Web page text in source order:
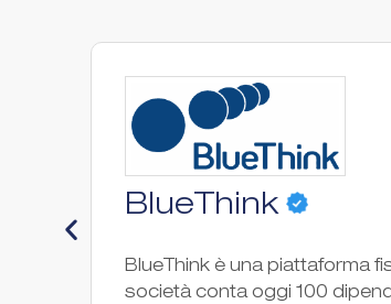
BlueThink
BlueThink è una piattaforma
società conta oggi 100